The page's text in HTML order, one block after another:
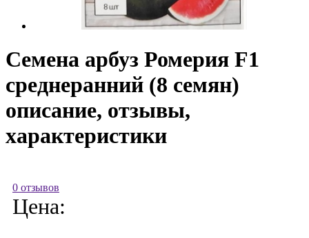
Семена арбуз Ромерия F1
среднеранний (8 семян)
описание, отзывы,
характеристики
0 отзывов
Цена: